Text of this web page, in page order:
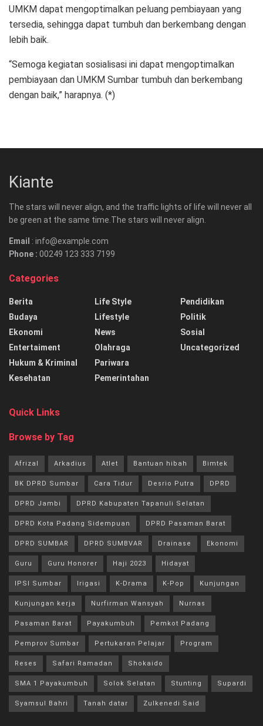
UMKM dapat mengoptimalkan peluang pembiayaan yang
tersedia, sehingga dapat tumbuh dan berkembang dengan
lebih baik.
“Semoga kegiatan sosialisasi ini dapat mengoptimalkan
pembiayaan dan UMKM Sumbar tumbuh dan berkembang
dengan baik,” harapnya. (*)
Kiante
The stars will never align, and the traffic lights of life will never all
be green at the same time.The stars will never align.
Email : info@example.com
Phone : 00249 123 333 7199
Categories
Berita
Budaya
Ekonomi
Entertaiment
Hukum & Kriminal
Kesehatan
Life Style
Lifestyle
News
Olahraga
Pariwara
Pemerintahan
Pendidikan
Politik
Sosial
Uncategorized
Quick Links
Browse by Tag
Afrizal Arkadius Atlet Bantuan hibah Bimtek
BK DPRD Sumbar Cara Tidur Desrio Putra DPRD
DPRD Jambi DPRD Kabupaten Tapanuli Selatan
DPRD Kota Padang Sidempuan DPRD Pasaman Barat
DPRD SUMBAR DPRD SUMBVAR Drainase Ekonomi
Guru Guru Honorer Haji 2023 Hidayat
IPSI Sumbar Irigasi K-Drama K-Pop Kunjungan
Kunjungan kerja Nurfirman Wansyah Nurnas
Pasaman Barat Payakumbuh Pemkot Padang
Pemprov Sumbar Pertukaran Pelajar Program
Reses Safari Ramadan Shokaido
SMA 1 Payakumbuh Solok Selatan Stunting Supardi
Syamsul Bahri Tanah datar Zulkenedi Said